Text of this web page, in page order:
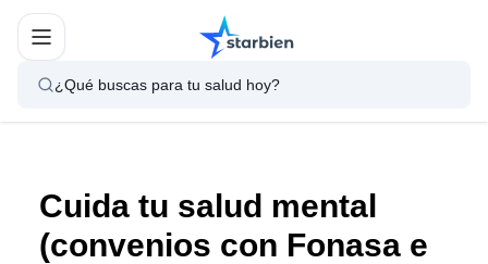
¿Qué buscas para tu salud hoy?
Cuida tu salud mental
(convenios con Fonasa e